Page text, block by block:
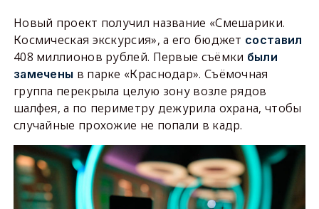
Новый проект получил название «Смешарики.
Космическая экскурсия», а его бюджет составил
408 миллионов рублей. Первые съёмки были
замечены в парке «Краснодар». Съёмочная
группа перекрыла целую зону возле рядов
шалфея, а по периметру дежурила охрана, чтобы
случайные прохожие не попали в кадр.